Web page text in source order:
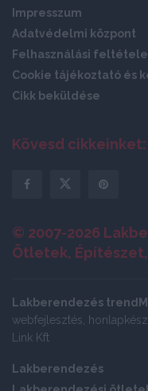
Impresszum
Adatvédelmi központ
Felhasználási
Cookie tájékoztató és
Cikk beküldése
Kövesd cikkeinket:
© 2007-2026
Ötletek,
Lakberendezés
webfejlesztés,
Link Kft
Lakberendezés